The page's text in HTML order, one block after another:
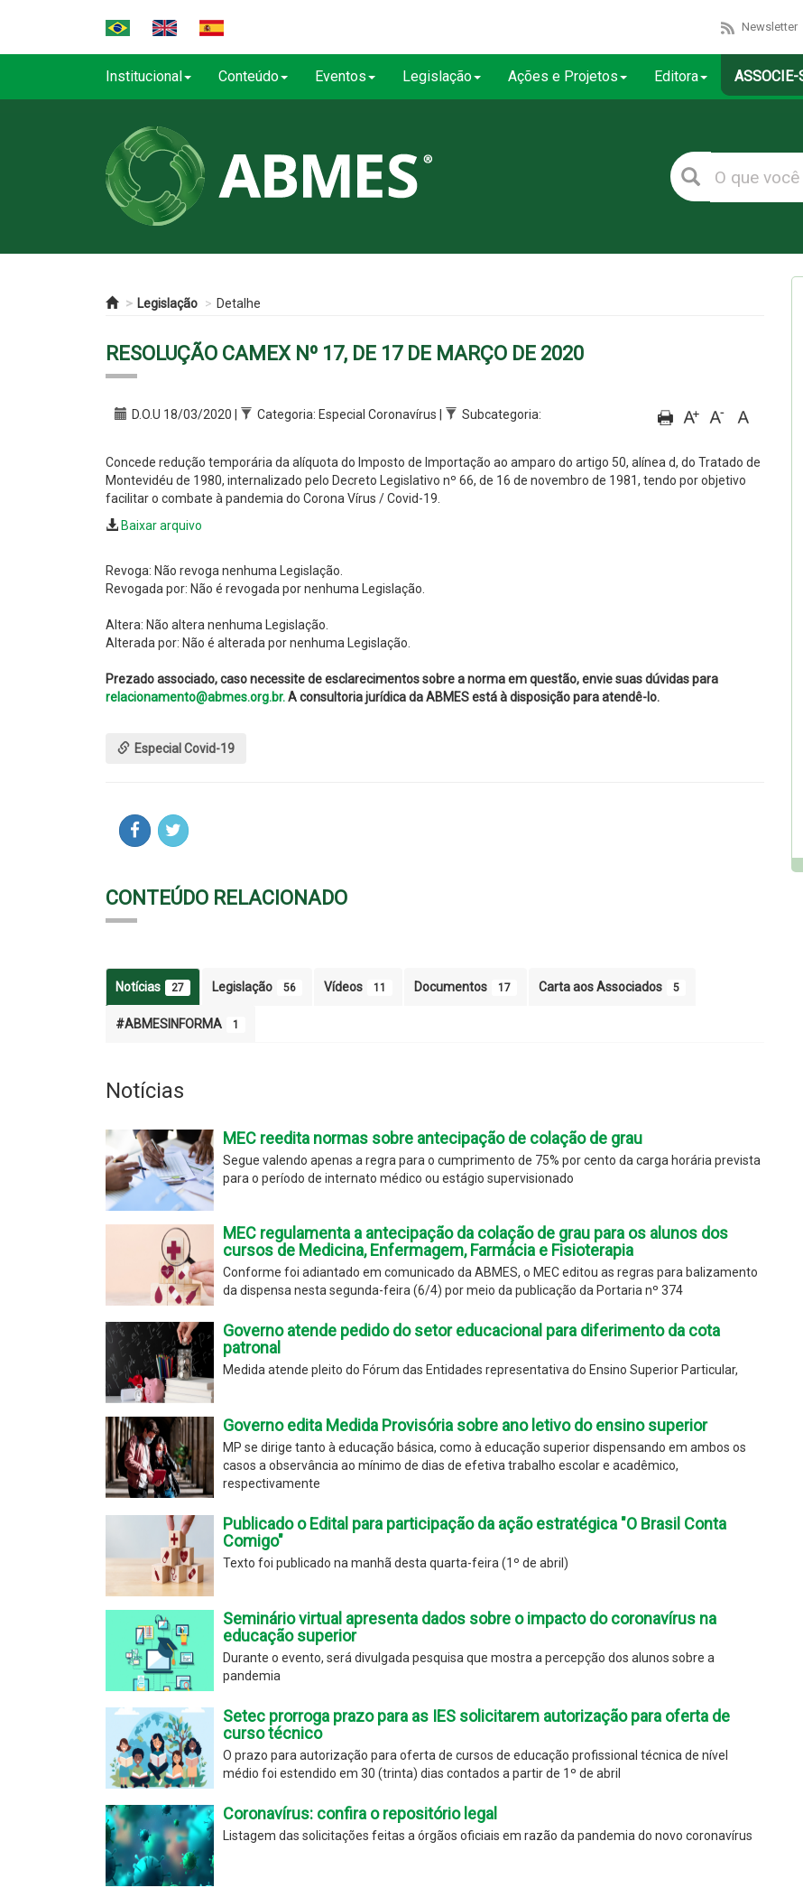
Newsletter
Institucional Conteúdo Eventos Legislação Ações e Projetos Editora ASSOCIE-
Legislação Detalhe
RESOLUÇÃO CAMEX Nº 17, DE 17 DE MARÇO DE 2020
D.O.U 18/03/2020 | Categoria: Especial Coronavírus | Subcategoria:
Concede redução temporária da alíquota do Imposto de Importação ao amparo do artigo 50, alínea d, do Tratado de
Montevidéu de 1980, internalizado pelo Decreto Legislativo nº 66, de 16 de novembro de 1981, tendo por objetivo
facilitar o combate à pandemia do Corona Vírus / Covid-19.
Baixar arquivo
Revoga: Não revoga nenhuma Legislação.
Revogada por: Não é revogada por nenhuma Legislação.
Altera: Não altera nenhuma Legislação.
Alterada por: Não é alterada por nenhuma Legislação.
Prezado associado, caso necessite de esclarecimentos sobre a norma em questão, envie suas dúvidas para
relacionamento@abmes.org.br.A consultoria jurídica da ABMES está à disposição para atendê-lo.
Especial Covid-19
CONTEÚDO RELACIONADO
Notícias 27 Legislação 56 Vídeos 11 Documentos 17 Carta aos Associados 5
#ABMESINFORMA 1
Notícias
MEC reedita normas sobre antecipação de colação de grau
Segue valendo apenas a regra para o cumprimento de 75% por cento da carga horária prevista
para o período de internato médico ou estágio supervisionado
MEC regulamenta a antecipação da colação de grau para os alunos dos
cursos de Medicina, Enfermagem, Farmácia e Fisioterapia
Conforme foi adiantado em comunicado da ABMES, o MEC editou as regras para balizamento
da dispensa nesta segunda-feira (6/4) por meio da publicação da Portaria nº 374
Governo atende pedido do setor educacional para diferimento da cota
patronal
Medida atende pleito do Fórum das Entidades representativa do Ensino Superior Particular,
Governo edita Medida Provisória sobre ano letivo do ensino superior
MP se dirige tanto à educação básica, como à educação superior dispensando em ambos os
casos a observância ao mínimo de dias de efetiva trabalho escolar e acadêmico,
respectivamente
Publicado o Edital para participação da ação estratégica "O Brasil Conta
Comigo"
Texto foi publicado na manhã desta quarta-feira (1º de abril)
Seminário virtual apresenta dados sobre o impacto do coronavírus na
educação superior
Durante o evento, será divulgada pesquisa que mostra a percepção dos alunos sobre a
pandemia
Setec prorroga prazo para as IES solicitarem autorização para oferta de
curso técnico
O prazo para autorização para oferta de cursos de educação profissional técnica de nível
médio foi estendido em 30 (trinta) dias contados a partir de 1º de abril
Coronavírus: confira o repositório legal
Listagem das solicitações feitas a órgãos oficiais em razão da pandemia do novo coronavírus